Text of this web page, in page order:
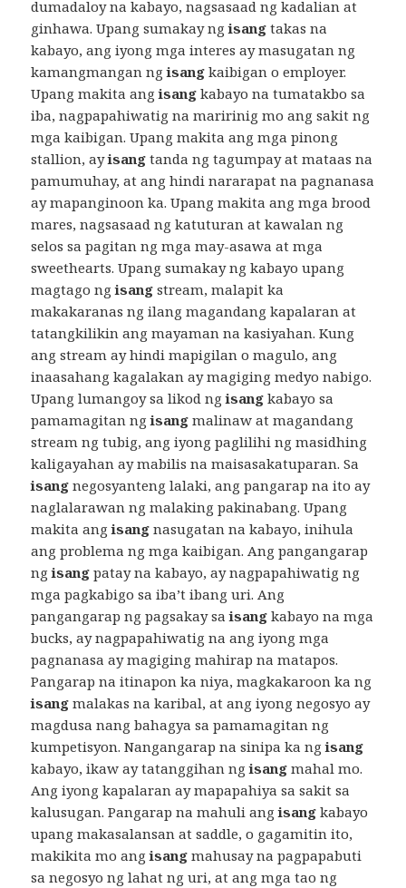
dumadaloy na kabayo, nagsasaad ng kadalian at
ginhawa. Upang sumakay ngisang takas na
kabayo, ang iyong mga interes ay masugatan ng
kamangmangan ngisang kaibigan o employer.
Upang makita angisang kabayo na tumatakbo sa
iba, nagpapahiwatig na maririnig mo ang sakit ng
mga kaibigan. Upang makita ang mga pinong
stallion, ayisang tanda ng tagumpay at mataas na
pamumuhay, at ang hindi nararapat na pagnanasa
ay mapanginoon ka. Upang makita ang mga brood
mares, nagsasaad ng katuturan at kawalan ng
selos sa pagitan ng mga may-asawa at mga
sweethearts. Upang sumakay ng kabayo upang
magtago ngisang stream, malapit ka
makakaranas ng ilang magandang kapalaran at
tatangkilikin ang mayaman na kasiyahan. Kung
ang stream ay hindi mapigilan o magulo, ang
inaasahang kagalakan ay magiging medyo nabigo.
Upang lumangoy sa likod ngisang kabayo sa
pamamagitan ngisang malinaw at magandang
stream ng tubig, ang iyong paglilihi ng masidhing
kaligayahan ay mabilis na maisasakatuparan. Sa
isang negosyanteng lalaki, ang pangarap na ito ay
naglalarawan ng malaking pakinabang. Upang
makita angisang nasugatan na kabayo, inihula
ang problema ng mga kaibigan. Ang pangangarap
ngisang patay na kabayo, ay nagpapahiwatig ng
mga pagkabigo sa iba’t ibang uri. Ang
pangangarap ng pagsakay saisang kabayo na mga
bucks, ay nagpapahiwatig na ang iyong mga
pagnanasa ay magiging mahirap na matapos.
Pangarap na itinapon ka niya, magkakaroon ka ng
isang malakas na karibal, at ang iyong negosyo ay
magdusa nang bahagya sa pamamagitan ng
kumpetisyon. Nangangarap na sinipa ka ngisang
kabayo, ikaw ay tatanggihan ngisang mahal mo.
Ang iyong kapalaran ay mapapahiya sa sakit sa
kalusugan. Pangarap na mahuli angisang kabayo
upang makasalansan at saddle, o gagamitin ito,
makikita mo angisang mahusay na pagpapabuti
sa negosyo ng lahat ng uri, at ang mga tao ng